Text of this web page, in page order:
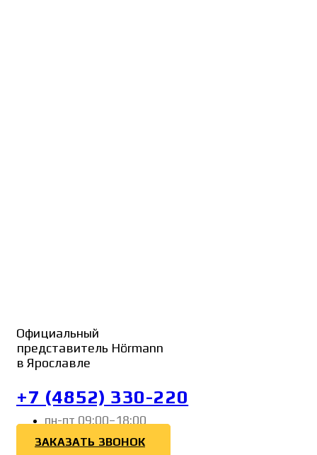
Официальный
представитель Hörmann
в Ярославле
+7 (4852) 330-220
пн-пт 09:00–18:00
ЗАКАЗАТЬ ЗВОНОК